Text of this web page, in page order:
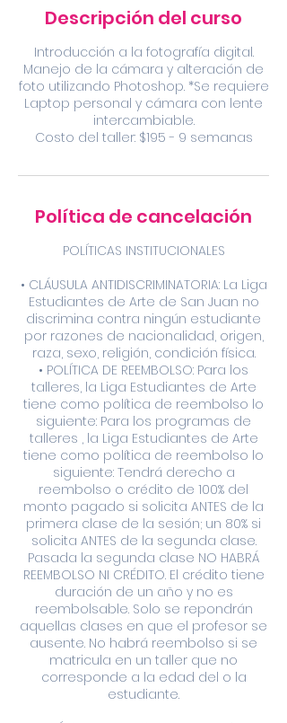
z
a
d
o
Descripción del curso
Introducción a la fotografía digital.
Manejo de la cámara y alteración de
foto utilizando Photoshop. *Se requiere
Laptop personal y cámara con lente
intercambiable.
Política de cancelación
POLÍTICAS INSTITUCIONALES
• CLÁUSULA ANTIDISCRIMINATORIA: La Liga
Estudiantes de Arte de San Juan no
discrimina contra ningún estudiante
por razones de nacionalidad, origen,
raza, sexo, religión, condición física.
• POLÍTICA DE REEMBOLSO: Para los
talleres, la Liga Estudiantes de Arte
tiene como política de reembolso lo
siguiente: Para los programas de
talleres , la Liga Estudiantes de Arte
tiene como política de reembolso lo
siguiente: Tendrá derecho a
reembolso o crédito de 100% del
monto pagado si solicita ANTES de la
primera clase de la sesión; un 80% si
solicita ANTES de la segunda clase.
Pasada la segunda clase NO HABRÁ
REEMBOLSO NI CRÉDITO. El crédito tiene
duración de un año y no es
reembolsable. Solo se repondrán
aquellas clases en que el profesor se
ausente. No habrá reembolso si se
matricula en un taller que no
corresponde a la edad del o la
estudiante.